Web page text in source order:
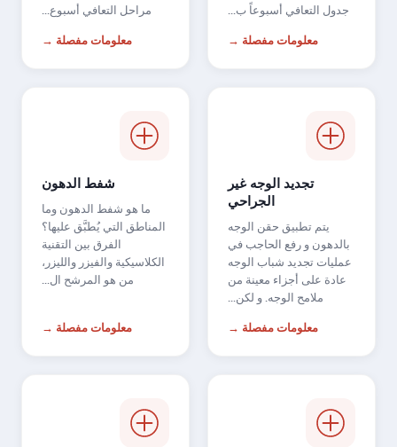
جدول التعافي أسبوعاً ب...
معلومات مفصلة →
مراحل التعافي أسبوع...
معلومات مفصلة →
تجديد الوجه غير
الجراحي
يتم تطبيق حقن الوجه
بالدهون و رفع الحاجب في
عمليات تجديد شباب الوجه
عادة على أجزاء معينة من
ملامح الوجه. و لكن...
معلومات مفصلة →
شفط الدهون
ما هو شفط الدهون وما
المناطق التي يُطبَّق عليها؟
الفرق بين التقنية
الكلاسيكية والفيزر والليزر،
من هو المرشح ال...
معلومات مفصلة →